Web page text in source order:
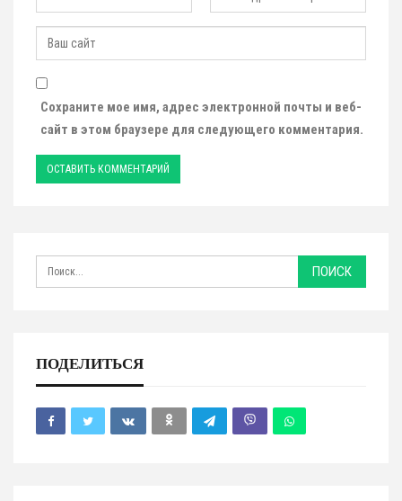
Сохраните мое имя, адрес электронной почты и веб-
сайт в этом браузере для следующего комментария.
ПОДЕЛИТЬСЯ